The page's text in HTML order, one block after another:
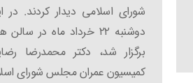
شورای اسلامی دیدار کردند.
دوشنبه ۲۲ خرداد ماه در
برگزار شد، دکتر محمدرضا
کمیسیون عمران مجلس شورای